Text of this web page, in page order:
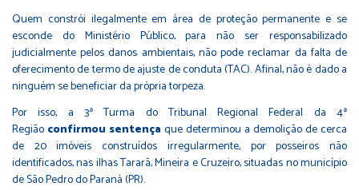
Quem constrói ilegalmente em área de proteção permanente e se
esconde do Ministério Público, para não ser responsabilizado
judicialmente pelos danos ambientais, não pode reclamar da falta de
oferecimento de termo de ajuste de conduta (TAC). Afinal, não é dado a
ninguém se beneficiar da própria torpeza.
Por isso, a 3ª Turma do Tribunal Regional Federal da 4ª
Região confirmou sentença que determinou a demolição de cerca
de 20 imóveis construídos irregularmente, por posseiros não
identificados, nas ilhas Tararã, Mineira e Cruzeiro, situadas no município
de São Pedro do Paraná (PR).